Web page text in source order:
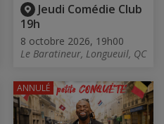
Jeudi Comédie Club
19h
8 octobre 2026, 19h00
Le Baratineur, Longueuil, QC
ANNULÉ